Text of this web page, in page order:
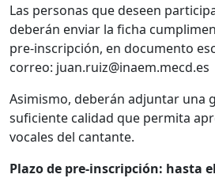
Las personas que deseen
deberán enviar la ficha
pre-inscripción, en documento
correo: juan.ruiz@inaem.mecd.es
Asimismo, deberán adjuntar una
suficiente calidad que permita
vocales del cantante.
Plazo de pre-inscripción: hasta